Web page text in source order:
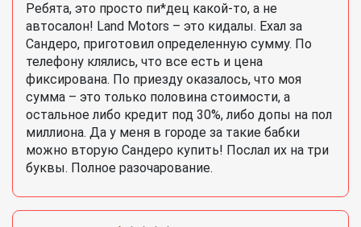
Ребята, это просто пи*дец какой-то, а не
автосалон! Land Motors – это кидалы. Ехал за
Сандеро, приготовил определенную сумму. По
телефону клялись, что все есть и цена
фиксирована. По приезду оказалось, что моя
сумма – это только половина стоимости, а
остальное либо кредит под 30%, либо допы на пол
миллиона. Да у меня в городе за такие бабки
можно вторую Сандеро купить! Послал их на три
буквы. Полное разочарование.